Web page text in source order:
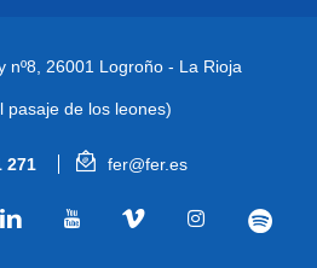
nº8, 26001 Logroño - La Rioja
pasaje de los leones)
271 fer@fer.es